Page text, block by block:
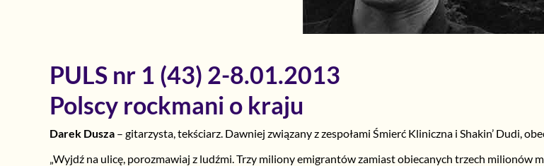
PULS nr 1 (43) 2-8.01.2013
Polscy rockmani o kraju
Darek Dusza – gitarzysta, tekściarz. Dawniej związany z zespołami Śmierć Kliniczna i Shakin’ Dudi,
„Wyjdź na ulicę, porozmawiaj z ludźmi. Trzy miliony emigrantów zamiast obiecanych trzech milionów